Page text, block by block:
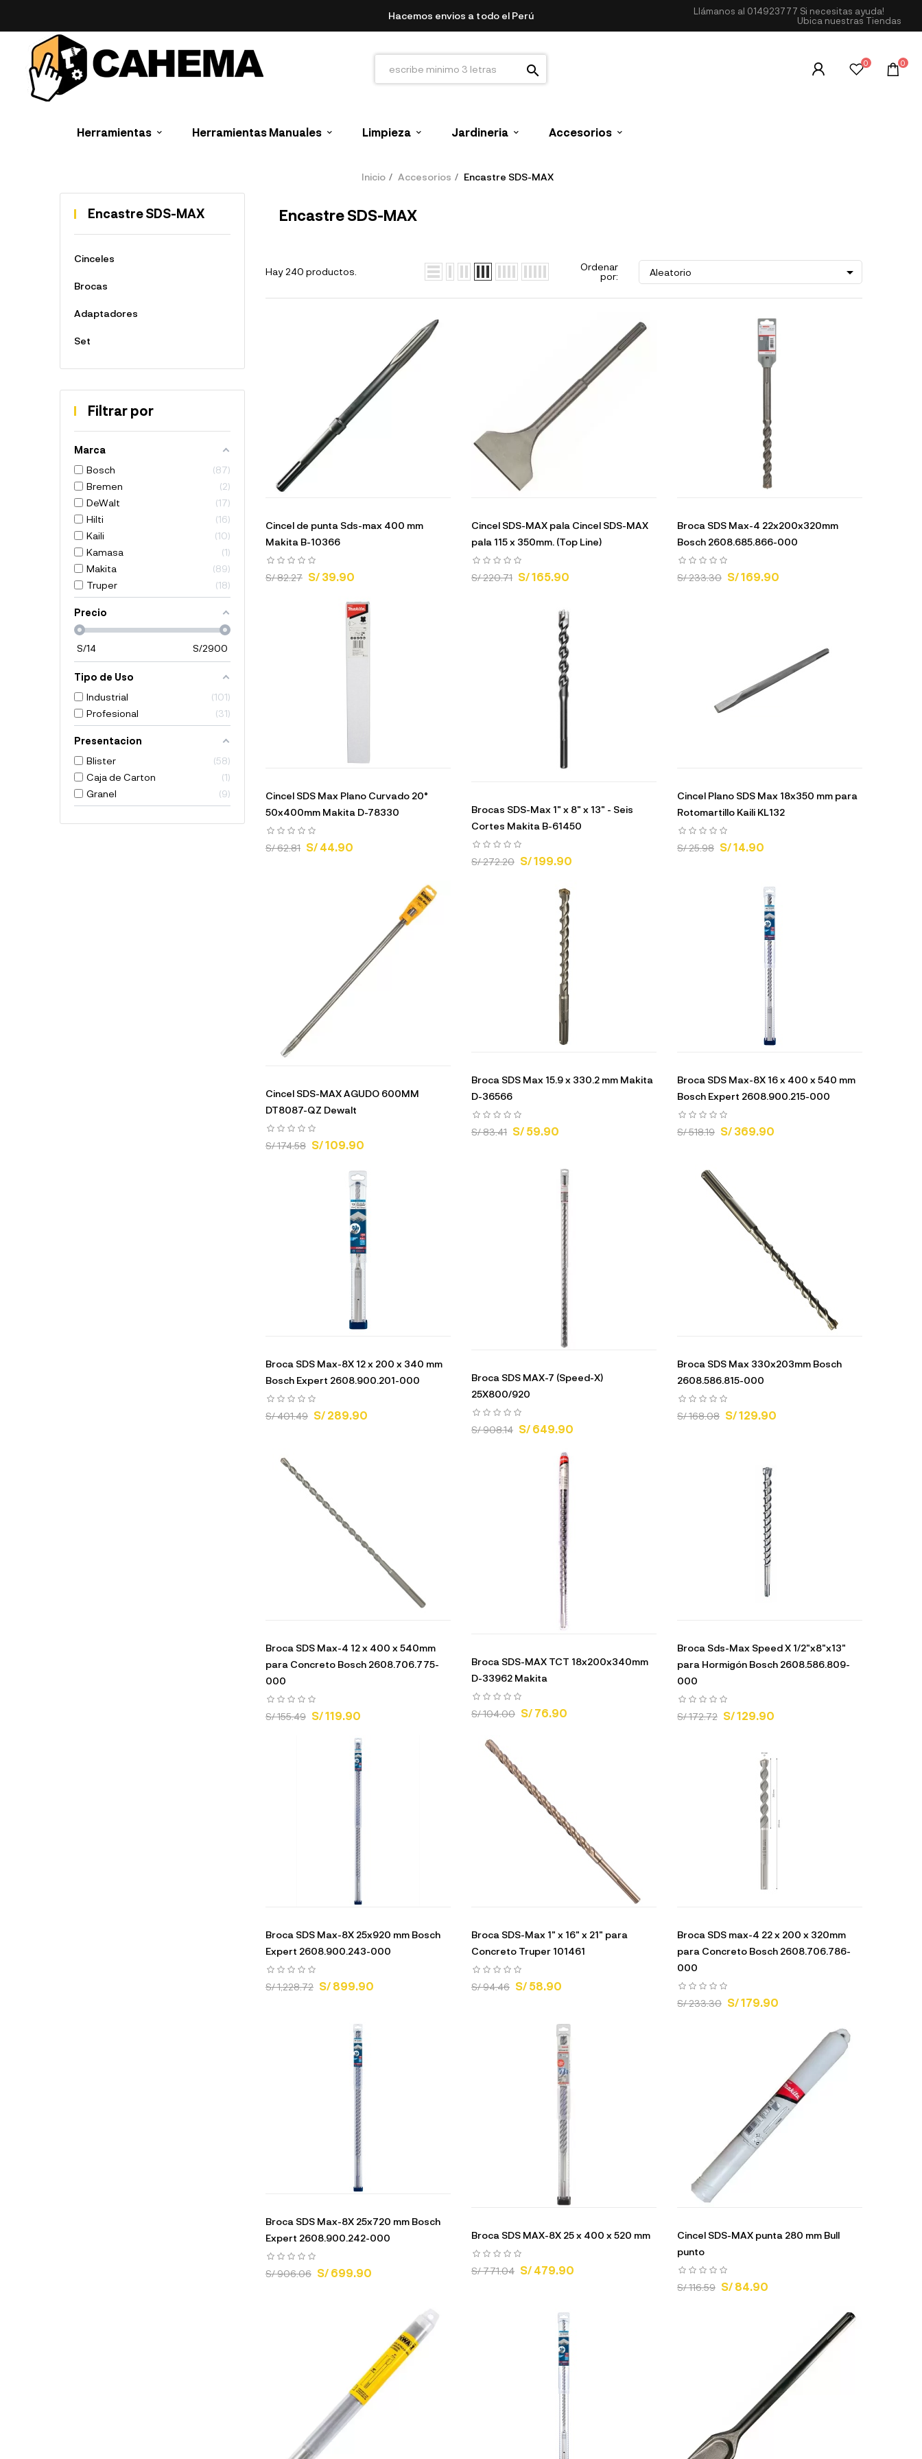
Hacemos envios a todo el Perú Llámanos al 014923777 Si necesitas ayuda!
Ubica nuestras Tiendas
search 0 0
Herramientas Herramientas Manuales Limpieza Jardineria Accesorios
Inicio Accesorios Encastre SDS-MAX
Encastre SDS-MAX
Cinceles
Brocas
Adaptadores
Set
Filtrar por
Marca
Bosch
87
Bremen
2
DeWalt
17
Hilti
16
Kaili
10
Kamasa
1
Makita
89
Truper
18
Precio
S/14 S/2900
Tipo de Uso
Industrial
101
Profesional
31
Presentacion
Blister
58
Caja de Carton
1
Granel
9
Encastre SDS-MAX
Hay 240 productos.
Ordenar
por:
Aleatorio 
Cincel de punta Sds-max 400 mm
Makita B-10366
S/ 82.27 S/ 39.90
Cincel SDS-MAX pala Cincel SDS-MAX
pala 115 x 350mm. (Top Line)
S/ 220.71 S/ 165.90
Broca SDS Max-4 22x200x320mm
Bosch 2608.685.866-000
S/ 233.30 S/ 169.90
Cincel SDS Max Plano Curvado 20°
50x400mm Makita D-78330
S/ 62.81 S/ 44.90
Brocas SDS-Max 1" x 8" x 13" - Seis
Cortes Makita B-61450
S/ 272.20 S/ 199.90
Cincel Plano SDS Max 18x350 mm para
Rotomartillo Kaili KL132
S/ 25.98 S/ 14.90
Cincel SDS-MAX AGUDO 600MM
DT8087-QZ Dewalt
S/ 174.58 S/ 109.90
Broca SDS Max 15.9 x 330.2 mm Makita
D-36566
S/ 83.41 S/ 59.90
Broca SDS Max-8X 16 x 400 x 540 mm
Bosch Expert 2608.900.215-000
S/ 518.19 S/ 369.90
Broca SDS Max-8X 12 x 200 x 340 mm
Bosch Expert 2608.900.201-000
S/ 401.49 S/ 289.90
Broca SDS MAX-7 (Speed-X)
25X800/920
S/ 908.14 S/ 649.90
Broca SDS Max 330x203mm Bosch
2608.586.815-000
S/ 168.08 S/ 129.90
Broca SDS Max-4 12 x 400 x 540mm
para Concreto Bosch 2608.706.775-
000
S/ 155.49 S/ 119.90
Broca SDS-MAX TCT 18x200x340mm
D-33962 Makita
S/ 104.00 S/ 76.90
Broca Sds-Max Speed X 1/2"x8"x13"
para Hormigón Bosch 2608.586.809-
000
S/ 172.72 S/ 129.90
Broca SDS Max-8X 25x920 mm Bosch
Expert 2608.900.243-000
S/ 1,228.72 S/ 899.90
Broca SDS-Max 1" x 16" x 21" para
Concreto Truper 101461
S/ 94.46 S/ 58.90
Broca SDS max-4 22 x 200 x 320mm
para Concreto Bosch 2608.706.786-
000
S/ 233.30 S/ 179.90
Broca SDS Max-8X 25x720 mm Bosch
Expert 2608.900.242-000
S/ 906.06 S/ 699.90
Broca SDS MAX-8X 25 x 400 x 520 mm
S/ 771.04 S/ 479.90
Cincel SDS-MAX punta 280 mm Bull
punto
S/ 116.59 S/ 84.90